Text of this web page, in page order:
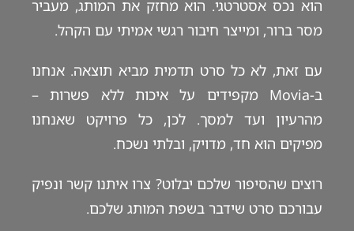
הוא נכס אסטרטגי. הוא מחזק את המותג, מעביר
מסר ברור, ומייצר חיבור רגשי אמיתי עם הקהל.
עם זאת, לא כל סרט תדמית מביא תוצאה. אנחנו
ב-Movia מקפידים על איכות ללא פשרות –
מהרעיון ועד למסך. לכן, כל פרויקט שאנחנו
מפיקים הוא חד, מדויק, ובלתי נשכח.
רוצים שהסיפור שלכם יבלוט? צרו איתנו קשר ונפיק
עבורכם סרט שידבר בשפת המותג שלכם.